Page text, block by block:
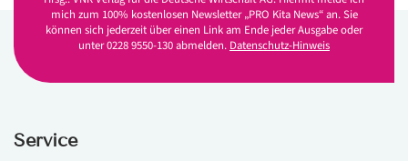
mich zum 100% kostenlosen Newsletter „PRO Kita News“ an. Sie
können sich jederzeit über einen Link am Ende jeder Ausgabe oder
unter 0228 9550-130 abmelden. Datenschutz-Hinweis
Service